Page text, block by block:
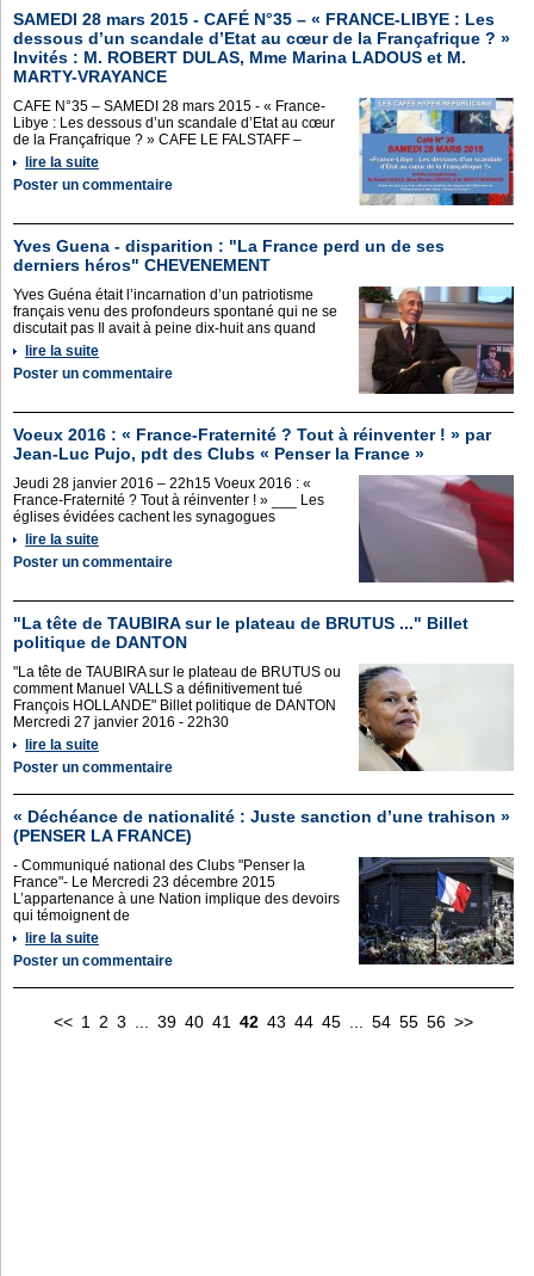
SAMEDI 28 mars 2015 - CAFÉ N°35 – « FRANCE-LIBYE : Les
dessous d’un scandale d’Etat au cœur de la Françafrique ? »
Invités : M. ROBERT DULAS, Mme Marina LADOUS et M.
MARTY-VRAYANCE
CAFE N°35 – SAMEDI 28 mars 2015 - « France-
Libye : Les dessous d’un scandale d’Etat au cœur
de la Françafrique ? » CAFE LE FALSTAFF –
lire la suite
Poster un commentaire
Yves Guena - disparition : "La France perd un de ses
derniers héros" CHEVENEMENT
Yves Guéna était l’incarnation d’un patriotisme
français venu des profondeurs spontané qui ne se
discutait pas Il avait à peine dix-huit ans quand
lire la suite
Poster un commentaire
Voeux 2016 : « France-Fraternité ? Tout à réinventer ! » par
Jean-Luc Pujo, pdt des Clubs « Penser la France »
Jeudi 28 janvier 2016 – 22h15 Voeux 2016 : «
France-Fraternité ? Tout à réinventer ! » ___ Les
églises évidées cachent les synagogues
lire la suite
Poster un commentaire
"La tête de TAUBIRA sur le plateau de BRUTUS ..." Billet
politique de DANTON
"La tête de TAUBIRA sur le plateau de BRUTUS ou
comment Manuel VALLS a définitivement tué
François HOLLANDE" Billet politique de DANTON
Mercredi 27 janvier 2016 - 22h30
lire la suite
Poster un commentaire
« Déchéance de nationalité : Juste sanction d’une trahison »
(PENSER LA FRANCE)
- Communiqué national des Clubs "Penser la
France"- Le Mercredi 23 décembre 2015
L’appartenance à une Nation implique des devoirs
qui témoignent de
lire la suite
Poster un commentaire
<< 1 2 3 39 40 41 42 43 44 45 54 55 56 >>